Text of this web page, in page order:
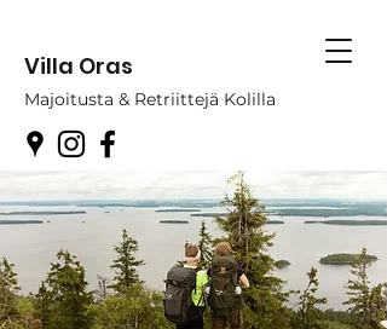
Villa Oras
Majoitusta & Retriittejä Kolilla